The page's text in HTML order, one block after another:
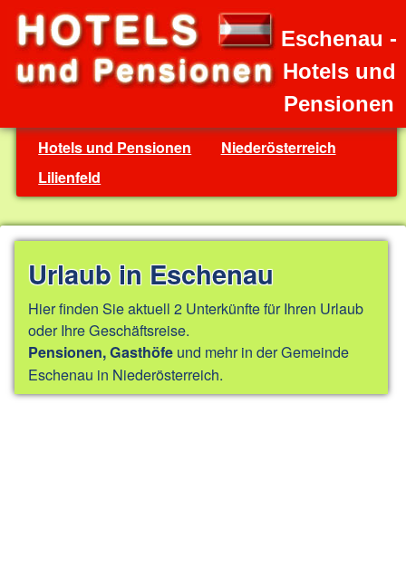
Eschenau -
Hotels und
Pensionen
Hotels und Pensionen
Niederösterreich
Lilienfeld
Urlaub in Eschenau
Hier finden Sie aktuell 2 Unterkünfte für Ihren Urlaub
oder Ihre Geschäftsreise.
Pensionen, Gasthöfe und mehr in der Gemeinde
Eschenau in Niederösterreich.